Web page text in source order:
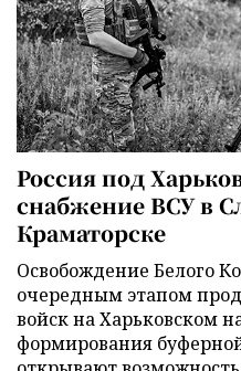
Россия под
снабжение ВСУ в
Краматорске
Освобождение Белого
очередным этапом
войск на Харьковском
формирования